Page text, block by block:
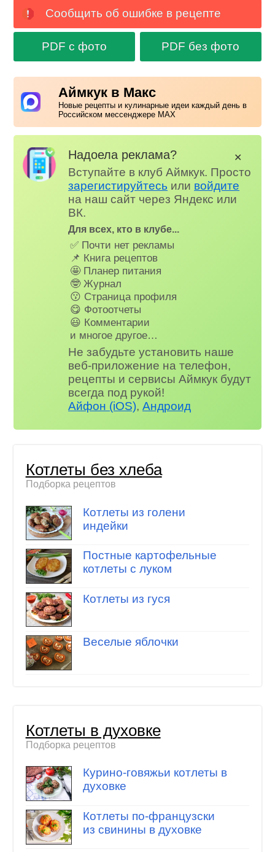
Сообщить об ошибке в рецепте
PDF с фото PDF без фото
Аймкук в Макс
Новые рецепты и кулинарные идеи каждый день в
Российском мессенджере MAX
Надоела реклама?
Вступайте в клуб Аймкук. Просто
зарегистируйтесь или войдите
на наш сайт через Яндекс или
ВК.
Для всех, кто в клубе...
✅ Почти нет рекламы
📌 Книга рецептов
🤩 Планер питания
🤓 Журнал
😗 Страница профиля
😋 Фотоотчеты
😃 Комментарии
и многое другое…
Не забудьте установить наше
веб-приложение на телефон,
рецепты и сервисы Аймкук будут
всегда под рукой!
Айфон (iOS),Андроид
✕
Котлеты без хлеба
Подборка рецептов
Котлеты из голени
индейки
Постные картофельные
котлеты с луком
Котлеты из гуся
Веселые яблочки
Котлеты в духовке
Подборка рецептов
Курино-говяжьи котлеты в
духовке
Котлеты по-французски
из свинины в духовке